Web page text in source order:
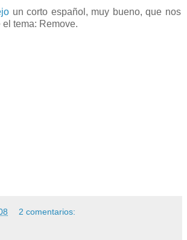
un corto español, muy bueno, que nos
tema: Remove.
2 comentarios: